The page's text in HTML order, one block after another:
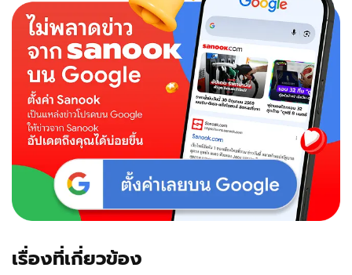
กุม
ความ
"ลุง
ป้อม
โดด
สภา
ไหน?"
ถึง
บอก
ปชช.รู้
ต้อง
ตะลึง
เรื่องที่เกี่ยวข้อง